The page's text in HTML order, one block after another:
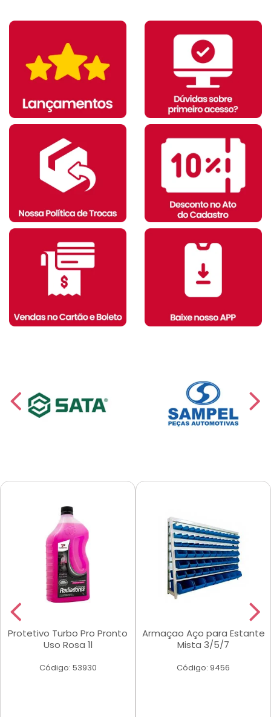
Protetivo Turbo Pro Pronto
Uso Rosa 1l
Código: 53930
Armaçao Aço para Estante
Mista 3/5/7
Código: 9456